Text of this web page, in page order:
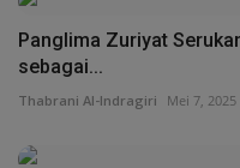
Panglima Zuriyat
sebagai...
Thabrani Al-Indragiri Mei 7, 2025